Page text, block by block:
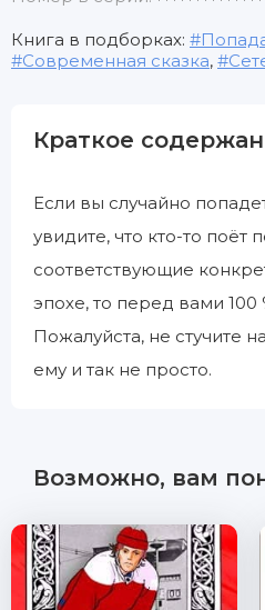
Книга в подборках:
Современная сказка,
Краткое
Если вы случайно
увидите, что кто-то поёт
соответствующие
эпохе, то перед вами 100
Пожалуйста, не стучите
ему и так не просто.
Возможно, вам